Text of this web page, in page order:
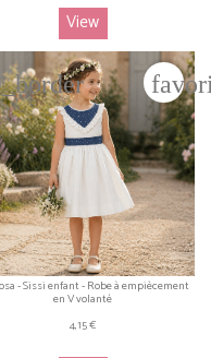
View
- Sissi enfant - Robe à empiècement
en V volanté
4,15 €